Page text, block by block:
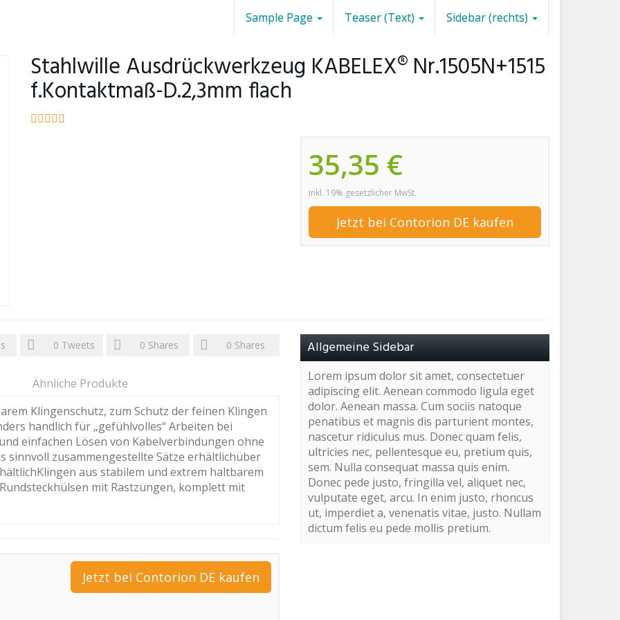
Sample Page Teaser (Text) Sidebar (rechts)
Stahlwille Ausdrückwerkzeug KABELEX® Nr.1505N+1515
f.Kontaktmaß-D.2,3mm flach
35,35 €
inkl. 19% gesetzlicher MwSt.
Jetzt bei Contorion DE kaufen
0 Tweets 0 Shares 0 Shares
Ähnliche Produkte
Klingenschutz, zum Schutz der feinen Klingen
handlich für „gefühlvolles“ Arbeiten bei
einfachen Lösen von Kabelverbindungen ohne
sinnvoll zusammengestellte Sätze erhältlichüber
aus stabilem und extrem haltbarem
mit Rastzungen, komplett mit
Jetzt bei Contorion DE kaufen
Allgemeine Sidebar
Lorem ipsum dolor sit amet, consectetuer
adipiscing elit. Aenean commodo ligula eget
dolor. Aenean massa. Cum sociis natoque
penatibus et magnis dis parturient montes,
nascetur ridiculus mus. Donec quam felis,
ultricies nec, pellentesque eu, pretium quis,
sem. Nulla consequat massa quis enim.
Donec pede justo, fringilla vel, aliquet nec,
vulputate eget, arcu. In enim justo, rhoncus
ut, imperdiet a, venenatis vitae, justo. Nullam
dictum felis eu pede mollis pretium.